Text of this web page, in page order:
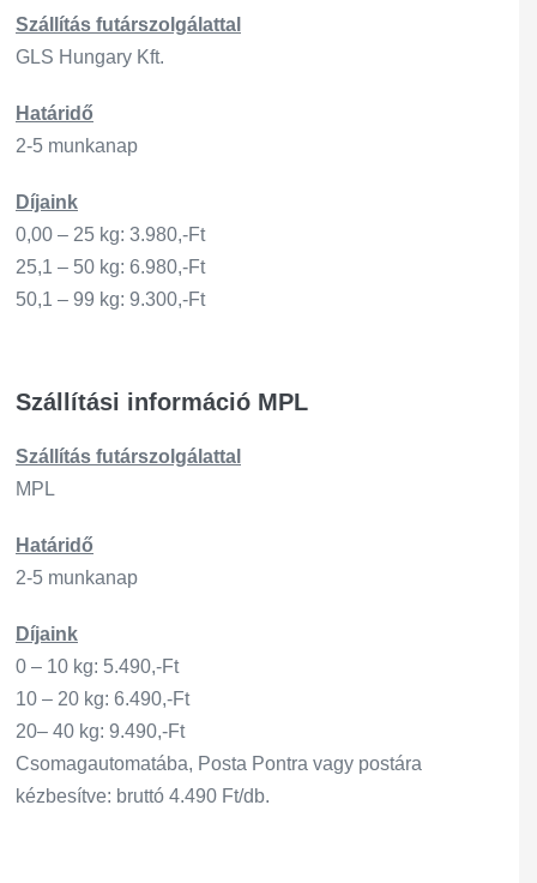
Szállítás futárszo lgálattal
GLS Hungary Kft.
Határidő
2-5 munkanap
Díjaink
0,00 – 25 kg: 3.980,-Ft
25,1 – 50 kg: 6.980,-Ft
50,1 – 99 kg: 9.300,-Ft
Szállítási információ MPL
Szállítás futárszo lgálattal
MPL
Határidő
2-5 munkanap
Díjaink
0 – 10 kg: 5.490,-Ft
10 – 20 kg: 6.490,-Ft
20– 40 kg: 9.490,-Ft
Csomagautomatába, Posta Pontra vagy postára
kézbesítve: bruttó 4.490 Ft/db.